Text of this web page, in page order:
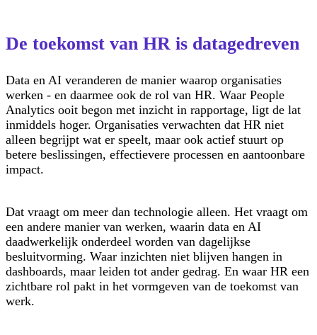
De toekomst van HR is datagedreven
Data en AI veranderen de manier waarop organisaties
werken - en daarmee ook de rol van HR. Waar People
Analytics ooit begon met inzicht in rapportage, ligt de lat
inmiddels hoger. Organisaties verwachten dat HR niet
alleen begrijpt wat er speelt, maar ook actief stuurt op
betere beslissingen, effectievere processen en aantoonbare
impact.
Dat vraagt om meer dan technologie alleen. Het vraagt om
een andere manier van werken, waarin data en AI
daadwerkelijk onderdeel worden van dagelijkse
besluitvorming. Waar inzichten niet blijven hangen in
dashboards, maar leiden tot ander gedrag. En waar HR een
zichtbare rol pakt in het vormgeven van de toekomst van
werk.